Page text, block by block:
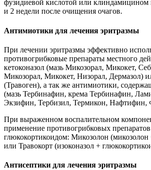
фузидиевой кислотой или клиндамицином
и 2 недели после очищения очагов.
Антимиотики для лечения эритразмы
При лечении эритразмы эффективно
противогрибковые препараты местного
кетоконазол (мазь Микозорал, Микокет,
Микозорал, Микокет, Низорал, Дермазол)
(Травоген), а так же антимиотики,
(мазь Тербинафин, крема Тербинафин,
Экзифин, Тербизил, Термикон, Нафтифин,
При выраженном воспалительном
применение противогрибковых
глюкокортикоидом: Микозолон (микозолон
или Травокорт (изоконазол +
Антисептики для лечения эритразмы